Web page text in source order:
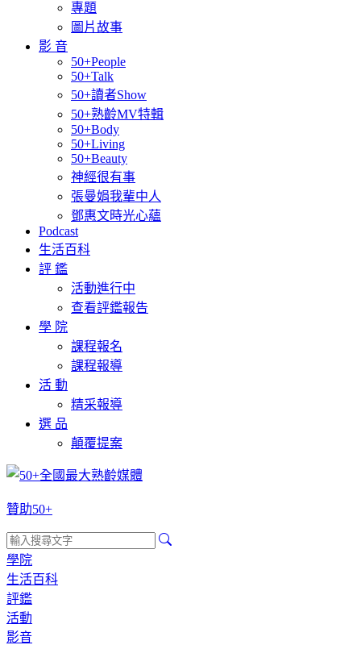
專題
圖片故事
影 音
50+People
50+Talk
50+讀者Show
50+熟齡MV特輯
50+Body
50+Living
50+Beauty
神經很有事
張曼娟我輩中人
鄧惠文時光心蘊
Podcast
生活百科
評 鑑
活動進行中
查看評鑑報告
學 院
課程報名
課程報導
活 動
精采報導
選 品
顛覆提案
贊助50+
學院
生活百科
評鑑
活動
影音